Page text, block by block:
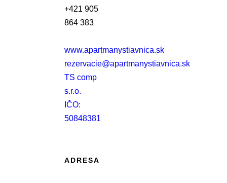
+421 905
864 383
www.apartmanystiavnica.sk
rezervacie@apartmanystiavnica.sk
TS comp
s.r.o.
IČO:
50848381
ADRESA